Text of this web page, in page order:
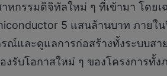
หกรรมดิจิทัลใหม่ ๆ ที่เข้ามา โดย
5 แสนล้านบาท ภายใ
ณ์และดูแลการก่อสร้างทั้งระบบส
งรับโอกาสใหม่ ๆ ของโครงการทั้